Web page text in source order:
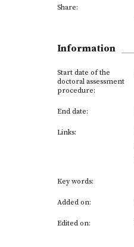
Share:
Information
Start date of the
doctoral assessment
procedure:
End date:
Links:
Key words:
Added on:
Edited on: